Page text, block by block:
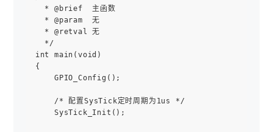
* @brief  主函数
* @param  无
* @retval 无
*/
int main(void)
{
GPIO_Config();
/* 配置SysTick定时周期为1us */
SysTick_Init();